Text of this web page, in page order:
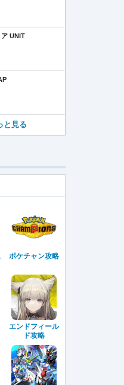
UNIT
と見る
ポケチャン攻略
エンドフィール
ド攻略